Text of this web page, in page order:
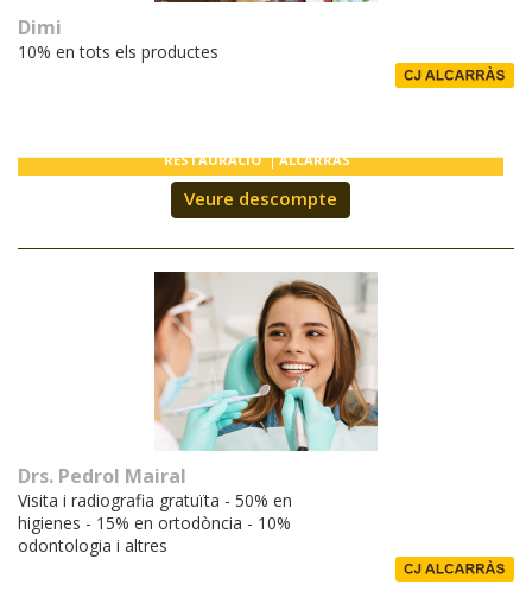
Dimi
10% en tots els productes
RESTAURACIÓ ALCARRÀS
Veure descompte
Drs. Pedrol Mairal
Visita i radiografia gratuïta - 50% en
higienes - 15% en ortodòncia - 10%
odontologia i altres